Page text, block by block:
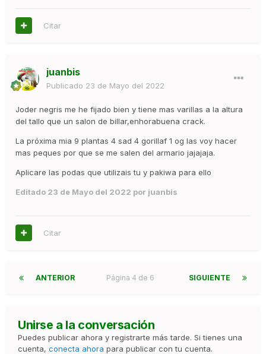
Citar
juanbis
Publicado 23 de Mayo del 2022
Joder negris me he fijado bien y tiene mas varillas a la altura
del tallo que un salon de billar,enhorabuena crack.
La próxima mia 9 plantas 4 sad 4 gorillaf 1 og las voy hacer
mas peques por que se me salen del armario jajajaja.
Aplicare las podas que utilizais tu y pakiwa para ello
Editado 23 de Mayo del 2022 por juanbis
Citar
ANTERIOR SIGUIENTE
Página 4 de 6
Unirse a la conversación
Puedes publicar ahora y registrarte más tarde. Si tienes una
cuenta, conecta ahora para publicar con tu cuenta.